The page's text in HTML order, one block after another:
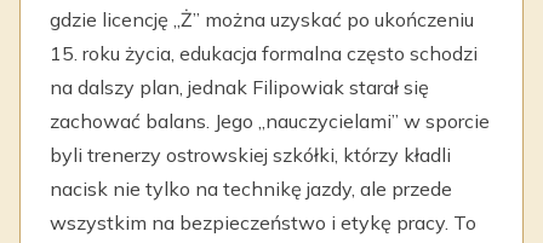
gdzie licencję „Ż” można uzyskać po ukończeniu
15. roku życia, edukacja formalna często schodzi
na dalszy plan, jednak Filipowiak starał się
zachować balans. Jego „nauczycielami” w sporcie
byli trenerzy ostrowskiej szkółki, którzy kładli
nacisk nie tylko na technikę jazdy, ale przede
wszystkim na bezpieczeństwo i etykę pracy. To